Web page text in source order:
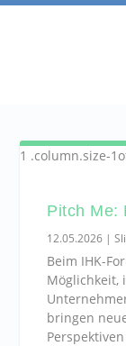
Pitch Me:
12.05.2026 |
Beim IHK-
Möglichkeit,
bringen